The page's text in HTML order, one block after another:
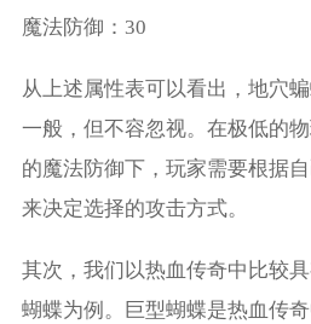
魔法防御：30
从上述属性表可以看出，地穴
一般，但不容忽视。在极低的
的魔法防御下，玩家需要根据
来决定选择的攻击方式。
其次，我们以热血传奇中比较
蝴蝶为例。巨型蝴蝶是热血传